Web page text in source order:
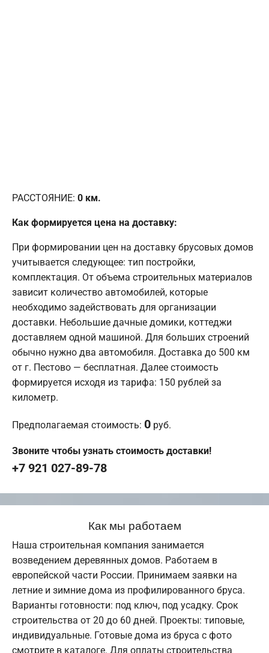
РАССТОЯНИЕ: 0 км.
Как формируется цена на доставку:
При формировании цен на доставку брусовых домов
учитывается следующее: тип постройки,
комплектация. От объема строительных материалов
зависит количество автомобилей, которые
необходимо задействовать для организации
доставки. Небольшие дачные домики, коттеджи
доставляем одной машиной. Для больших строений
обычно нужно два автомобиля. Доставка до 500 км
от г. Пестово — бесплатная. Далее стоимость
формируется исходя из тарифа: 150 рублей за
километр.
Предполагаемая стоимость: 0 руб.
Звоните чтобы узнать стоимость доставки!
+7 921 027-89-78
Как мы работаем
Наша строительная компания занимается
возведением деревянных домов. Работаем в
европейской части России. Принимаем заявки на
летние и зимние дома из профилированного бруса.
Варианты готовности: под ключ, под усадку. Срок
строительства от 20 до 60 дней. Проекты: типовые,
индивидуальные. Готовые дома из бруса с фото
смотрите в каталоге. Для оплаты строительства